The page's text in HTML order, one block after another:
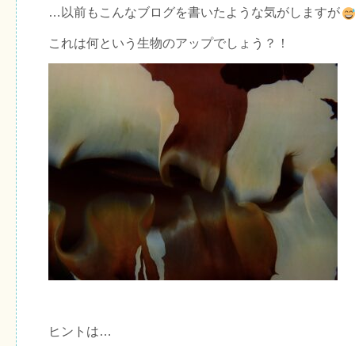
…以前もこんなブログを書いたような気がしますが
これは何という生物のアップでしょう？！
ヒントは…